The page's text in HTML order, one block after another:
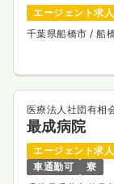
エージェント求人
千葉県船橋市/ 船
医療法人社団有相
最成病院
エージェント求人
車通勤可
寮